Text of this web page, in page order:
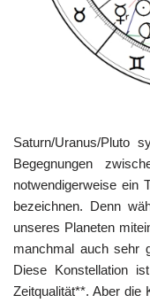
Saturn/Uranus/Pluto
Begegnungen
notwendigerweise ein
bezeichnen. Denn
unseres Planeten
manchmal auch sehr
Diese Konstellation
Zeitqualität**. Aber die